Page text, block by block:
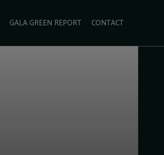
GALA GREEN REPORT CONTACT